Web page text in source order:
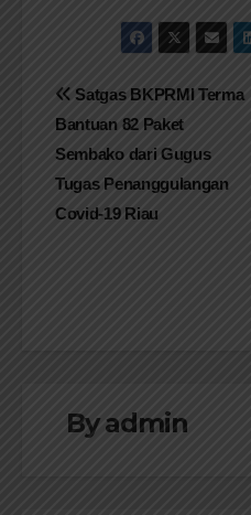
Navigasi
pos
Satgas BKPRMI Terma
Bantuan 82 Paket
Sembako dari Gugus
Tugas Penanggulangan
Covid-19 Riau
Byadmin